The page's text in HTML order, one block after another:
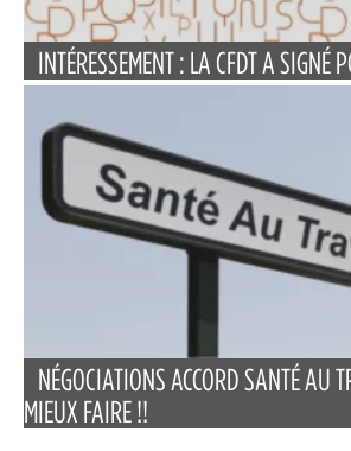
INTÉRESSEMENT : LA CFDT A SIGNÉ
NÉGOCIATIONS ACCORD SANTÉ AU
MIEUX FAIRE !!